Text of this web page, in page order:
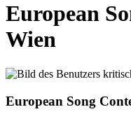
European
Wien
European Song